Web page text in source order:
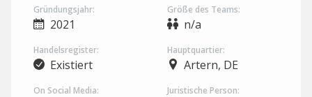
Gründungsjahr:
2021
Größe des Teams:
n/a
Handelsregister:
Existiert
Hauptquartier:
Artern, DE
On Social Media: Juristische Person: